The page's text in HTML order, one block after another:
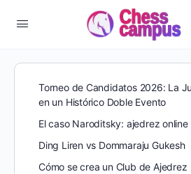
Torneo de Candidatos 2026: La
en un Histórico Doble Evento
El caso Naroditsky: ajedrez
Ding Liren vs Dommaraju Gukesh
Cómo se crea un Club de Ajedrez